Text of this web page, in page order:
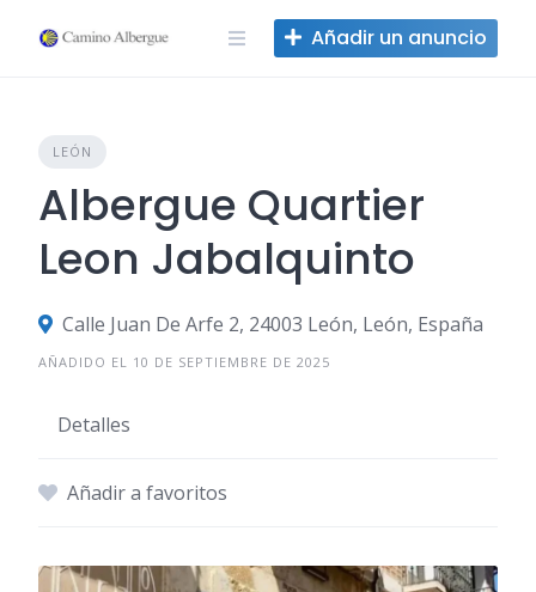
Añadir un anuncio
LEÓN
Albergue Quartier
Leon Jabalquinto
Calle Juan De Arfe 2, 24003 León, León, España
AÑADIDO EL 10 DE SEPTIEMBRE DE 2025
Detalles
Añadir a favoritos